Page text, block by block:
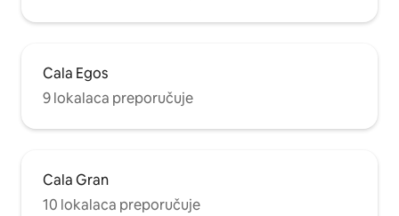
Cala Egos
9 lokalaca preporučuje
Cala Gran
10 lokalaca preporučuje